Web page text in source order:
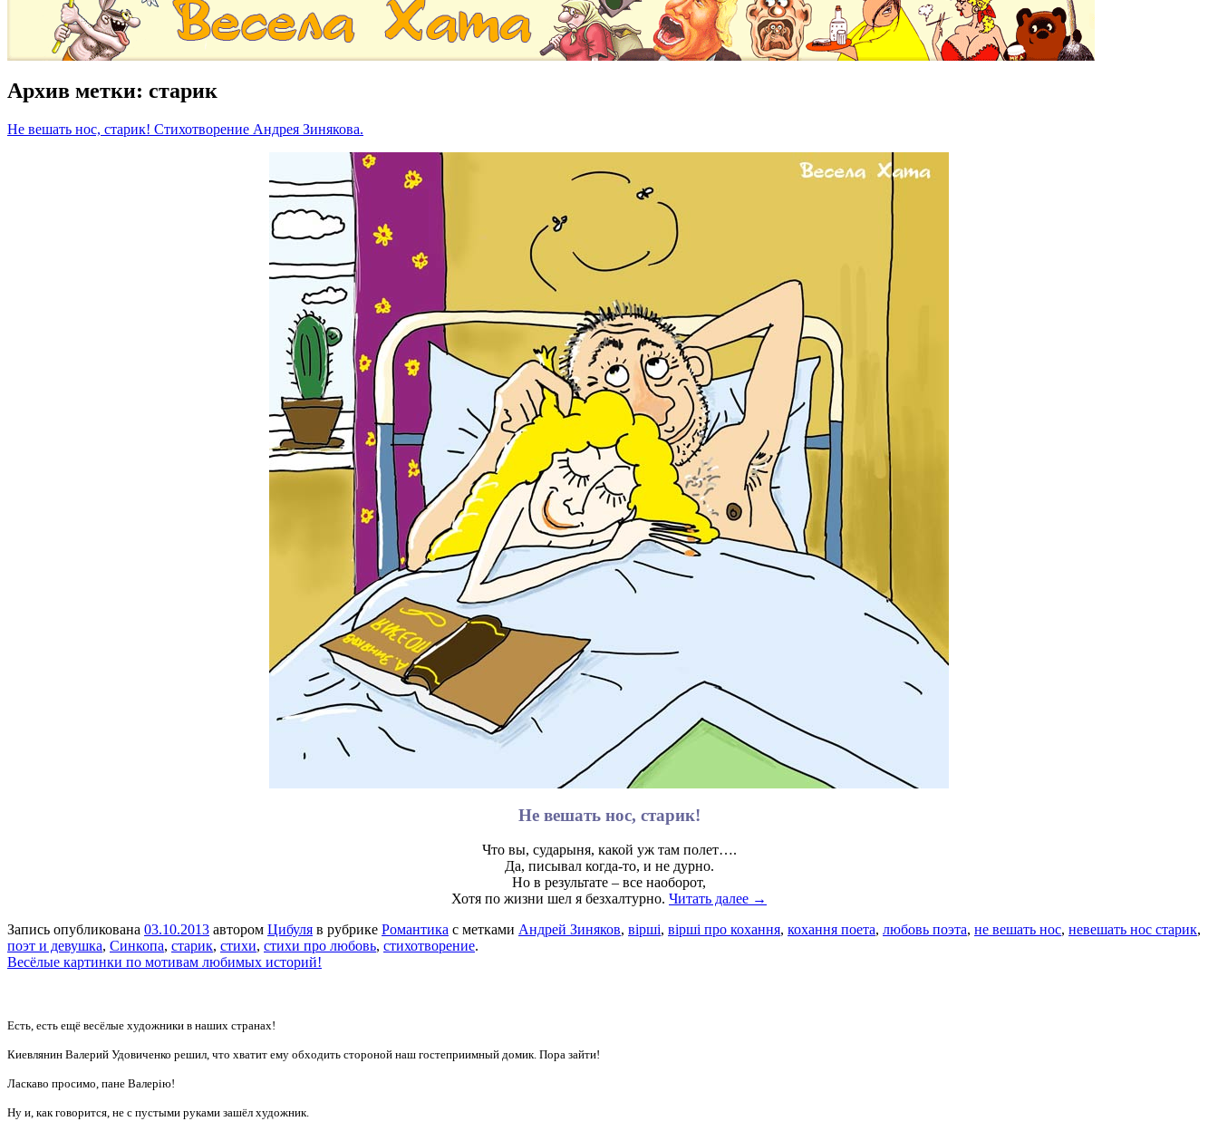
Архив метки: старик
Не вешать нос, старик! Стихотворение Андрея Зинякова.
Не вешать нос, старик!
Что вы, сударыня, какой уж там полет….
Да, писывал когда-то, и не дурно.
Но в результате – все наоборот,
Хотя по жизни шел я безхалтурно. Читать далее →
Запись опубликована 03.10.2013 автором Цибуля в рубрике Романтика с метками Андрей Зиняков, вірші, вірші про кохання, кохання поета, любовь поэта, не вешать нос, невешать нос старик,
поэт и девушка, Синкопа, старик, стихи, стихи про любовь, стихотворение.
Весёлые картинки по мотивам любимых историй!
Есть, есть ещё весёлые художники в наших странах!
Киевлянин Валерий Удовиченко решил, что хватит ему обходить стороной наш гостеприимный домик. Пора зайти!
Ласкаво просимо, пане Валерію!
Ну и, как говорится, не с пустыми руками зашёл художник.